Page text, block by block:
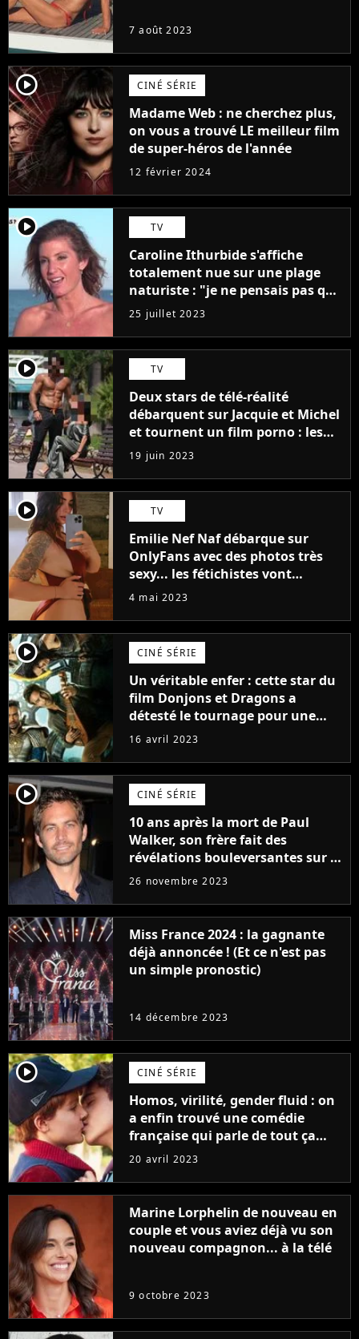
7 août 2023
player2 CINÉ SÉRIE
Madame Web : ne cherchez plus,
on vous a trouvé LE meilleur film
de super-héros de l'année
12 février 2024
player2 TV
Caroline Ithurbide s'affiche
totalement nue sur une plage
naturiste : "je ne pensais pas que
j'arriverais à le faire..."
25 juillet 2023
player2 TV
Deux stars de télé-réalité
débarquent sur Jacquie et Michel
et tournent un film porno : les
premières images du tournage
(exclu)
19 juin 2023
player2 TV
Emilie Nef Naf débarque sur
OnlyFans avec des photos très
sexy... les fétichistes vont
prendre leur pied !
4 mai 2023
player2 CINÉ SÉRIE
Un véritable enfer : cette star du
film Donjons et Dragons a
détesté le tournage pour une
raison très spéciale
16 avril 2023
player2 CINÉ SÉRIE
10 ans après la mort de Paul
Walker, son frère fait des
révélations bouleversantes sur la
réaction des acteurs de Fast and
26 novembre 2023
Miss France 2024 : la gagnante
déjà annoncée ! (Et ce n'est pas
un simple pronostic)
14 décembre 2023
player2 CINÉ SÉRIE
Homos, virilité, gender fluid : on
a enfin trouvé une comédie
française qui parle de tout ça
sans être super ringarde
20 avril 2023
Marine Lorphelin de nouveau en
couple et vous aviez déjà vu son
nouveau compagnon... à la télé
9 octobre 2023